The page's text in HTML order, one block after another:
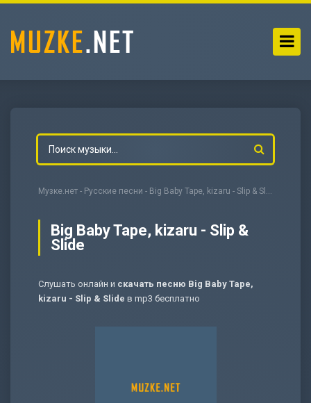
Музке.нет - Русские песни - Big Baby Tape, kizaru - Slip & Slide
Big Baby Tape, kizaru - Slip &
Slide
Слушать онлайн и скачать песню Big Baby Tape,
kizaru - Slip & Slide в mp3 бесплатно